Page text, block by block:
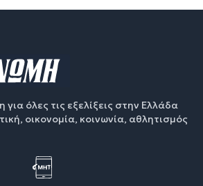
όλες τις εξελίξεις στην Ελλάδα
οικονομία, κοινωνία, αθλητισμός